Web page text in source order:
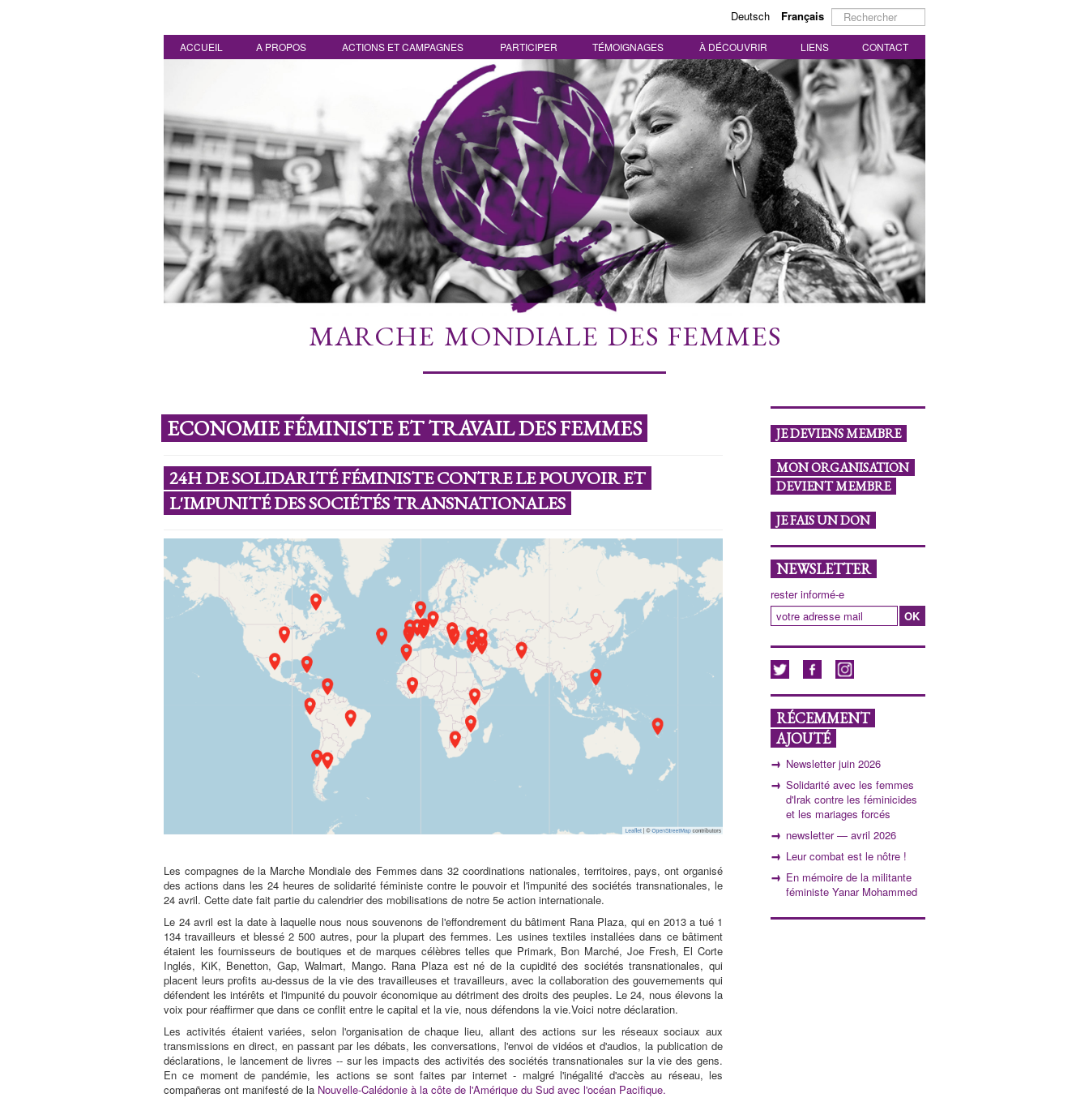
Deutsch Français Rechercher
ACCUEIL A PROPOS ACTIONS ET CAMPAGNES PARTICIPER TÉMOIGNAGES À DÉCOUVRIR LIENS CONTACT
MARCHE MONDIALE DES FEMMES
ECONOMIE FÉMINISTE ET TRAVAIL DES FEMMES
24H DE SOLIDARITÉ FÉMINISTE CONTRE LE POUVOIR ET
L'IMPUNITÉ DES SOCIÉTÉS TRANSNATIONALES
Les compagnes de la Marche Mondiale des Femmes dans 32 coordinations nationales, territoires, pays, ont organisé
des actions dans les 24 heures de solidarité féministe contre le pouvoir et l'impunité des sociétés transnationales, le
24 avril. Cette date fait partie du calendrier des mobilisations de notre 5e action internationale.
Le 24 avril est la date à laquelle nous nous souvenons de l'effondrement du bâtiment Rana Plaza, qui en 2013 a tué 1
134 travailleurs et blessé 2 500 autres, pour la plupart des femmes. Les usines textiles installées dans ce bâtiment
étaient les fournisseurs de boutiques et de marques célèbres telles que Primark, Bon Marché, Joe Fresh, El Corte
Inglés, KiK, Benetton, Gap, Walmart, Mango. Rana Plaza est né de la cupidité des sociétés transnationales, qui
placent leurs profits au-dessus de la vie des travailleuses et travailleurs, avec la collaboration des gouvernements qui
défendent les intérêts et l'impunité du pouvoir économique au détriment des droits des peuples. Le 24, nous élevons la
voix pour réaffirmer que dans ce conflit entre le capital et la vie, nous défendons la vie.Voici notre déclaration.
Les activités étaient variées, selon l'organisation de chaque lieu, allant des actions sur les réseaux sociaux aux
transmissions en direct, en passant par les débats, les conversations, l'envoi de vidéos et d'audios, la publication de
déclarations, le lancement de livres -- sur les impacts des activités des sociétés transnationales sur la vie des gens.
En ce moment de pandémie, les actions se sont faites par internet - malgré l'inégalité d'accès au réseau, les
compañeras ont manifesté de la Nouvelle-Calédonie à la côte de l'Amérique du Sud avec l'océan Pacifique.
JE DEVIENS MEMBRE
MON ORGANISATION
DEVIENT MEMBRE
JE FAIS UN DON
NEWSLETTER
rester informé-e
RÉCEMMENT
AJOUTÉ
Newsletter juin 2026
Solidarité avec les femmes
d'Irak contre les féminicides
et les mariages forcés
newsletter — avril 2026
Leur combat est le nôtre !
En mémoire de la militante
féministe Yanar Mohammed